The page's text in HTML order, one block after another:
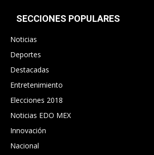
SECCIONES POPULARES
Noticias
Deportes
Destacadas
Entretenimiento
Elecciones 2018
Noticias EDO MEX
Innovación
Nacional